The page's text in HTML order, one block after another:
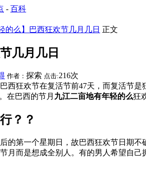
- 百科
的么】巴西狂欢节几月几日 正文
几月几日
作者： 探索 点击:216次
西狂欢节在复活节前47天，而复活节
在巴西的节月 九江二亩地有年轻的么狂
？？
的第一个星期日，故巴西狂欢节日期
月而是想成全别人。有的男人希望自己